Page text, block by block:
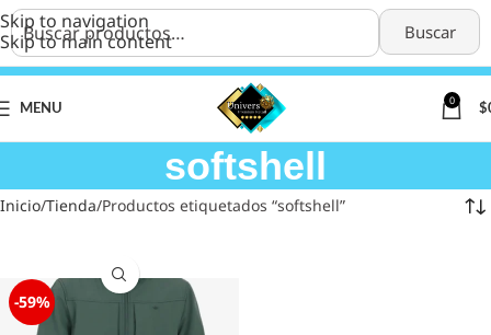
Buscar
Skip to navigation
Skip to main content
MENU
0
$
softshell
Inicio Tienda Productos etiquetados “softshell”
-59%